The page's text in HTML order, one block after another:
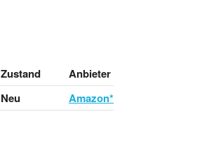
Zustand
Anbieter
Neu Amazon*